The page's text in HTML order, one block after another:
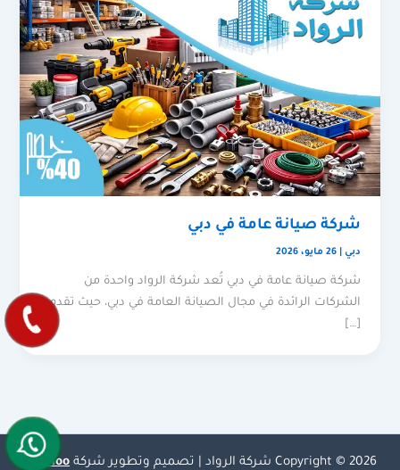
شركة صيانة عامة في دبي
دبي |26 مايو، 2026
شركة صيانة عامة في دبي تُعد شركة الرواد واحدة من
الشركات الرائدة في مجال الصيانة العامة في دبي، حيث تقدم
[…]
Copyright © 2026 شركة الرواد | تصميم وتطوير شركة Olymoo